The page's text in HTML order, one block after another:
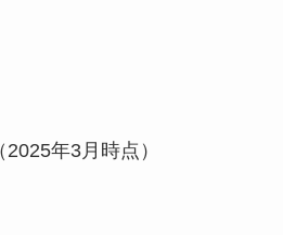
年3月時点）